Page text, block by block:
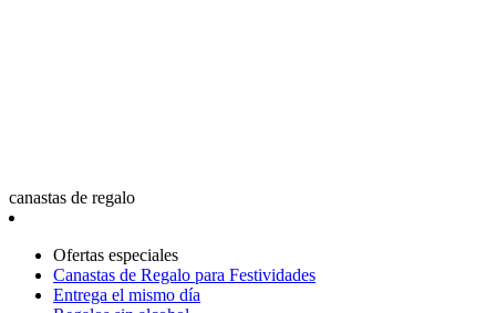
canastas de regalo
Ofertas especiales
Canastas de Regalo para Festividades
Entrega el mismo día